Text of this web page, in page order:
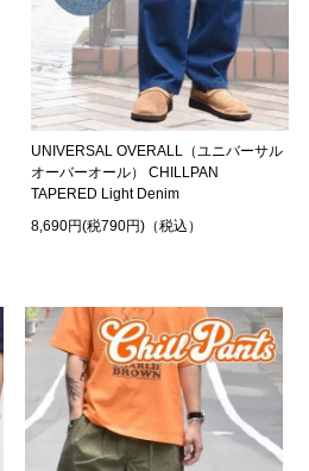
UNIVERSAL OVERALL（ユニバーサル
オーバーオール） CHILLPAN
TAPERED Light Denim
8,690円(税790円)（税込）